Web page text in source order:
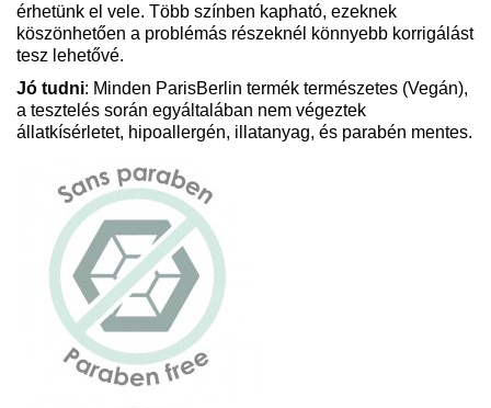
érhetünk el vele. Több színben kapható, ezeknek
köszönhetően a problémás részeknél könnyebb korrigálást
tesz lehetővé.
Jó tudni: Minden ParisBerlin termék természetes (Vegán),
a tesztelés során egyáltalában nem végeztek
állatkísérletet, hipoallergén, illatanyag, és parabén mentes.